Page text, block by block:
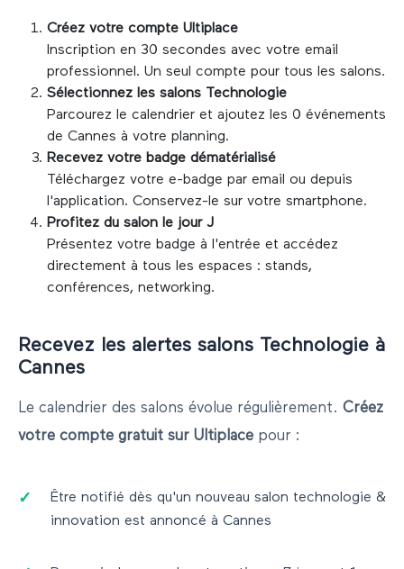
Créez votre compte Ultiplace
Inscription en 30 secondes avec votre email
professionnel. Un seul compte pour tous les salons.
Sélectionnez les salons Technologie
Parcourez le calendrier et ajoutez les 0 événements
de Cannes à votre planning.
Recevez votre badge dématérialisé
Téléchargez votre e-badge par email ou depuis
l'application. Conservez-le sur votre smartphone.
Profitez du salon le jour J
Présentez votre badge à l'entrée et accédez
directement à tous les espaces : stands,
conférences, networking.
Recevez les alertes salons Technologie à
Cannes
Le calendrier des salons évolue régulièrement. Créez
votre compte gratuit sur Ultiplace pour :
Être notifié dès qu'un nouveau salon technologie &
innovation est annoncé à Cannes